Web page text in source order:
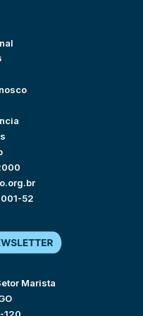
52
Marista